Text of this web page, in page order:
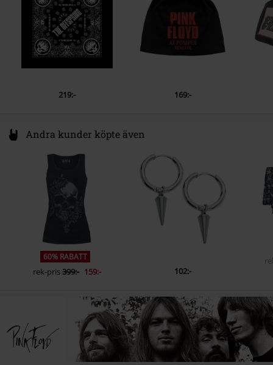
EUAR@ie.ia-net.com
219:- 169:-
Andra kunder köpte även
60% RABATT
rek-pris399:- 159:- 102:-